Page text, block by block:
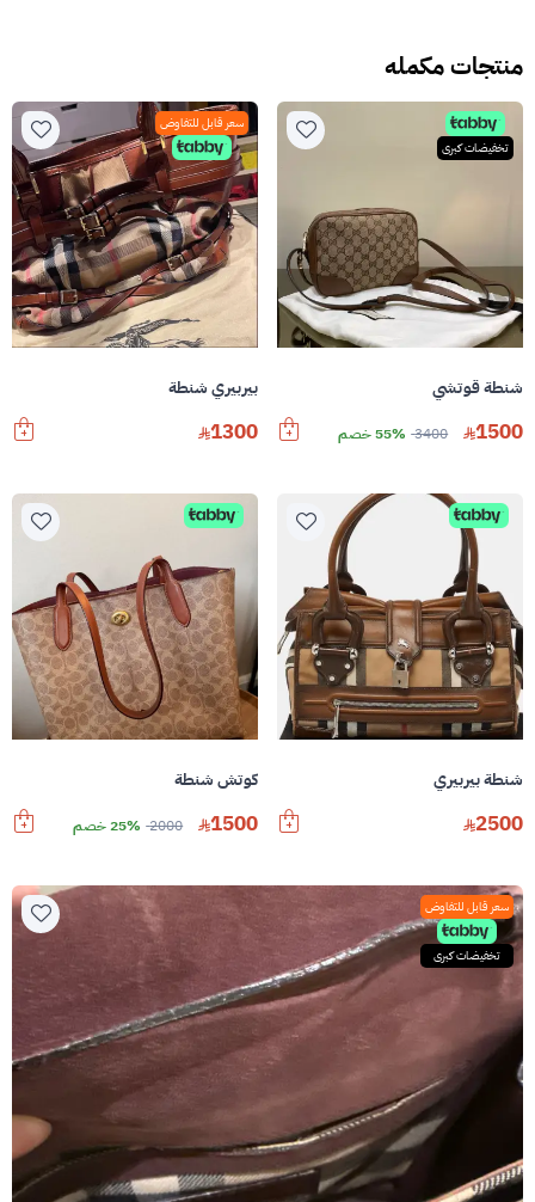
منتجات مكمله
تخفيضات كبرى
شنطة قوتشي
1500
3400 55% خصم
سعر قابل للتفاوض
بيربيري شنطة
1300
شنطة بيربيري
2500
كوتش شنطة
1500
2000 25% خصم
سعر قابل للتفاوض
تخفيضات كبرى